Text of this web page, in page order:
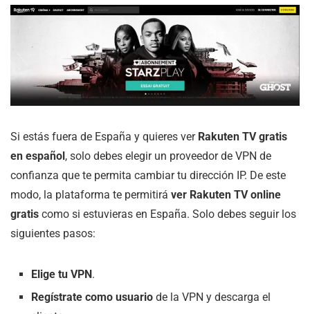
Si estás fuera de España y quieres ver Rakuten TV gratis
en español, solo debes elegir un proveedor de VPN de
confianza que te permita cambiar tu dirección IP. De este
modo, la plataforma te permitirá ver Rakuten TV online
gratis como si estuvieras en España. Solo debes seguir los
siguientes pasos:
Elige tu VPN.
Regístrate como usuario de la VPN y descarga el